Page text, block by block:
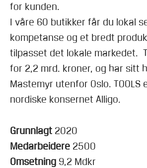
for kunden.
I våre 60 butikker får du lokal
kompetanse og et bredt
tilpasset det lokale markedet.
for 2,2 mrd. kroner, og har sitt
Mastemyr utenfor Oslo. TOOLS
nordiske konsernet Alligo.
Grunnlagt 2020
Medarbeidere 2500
Omsetning 9,2 Mdkr